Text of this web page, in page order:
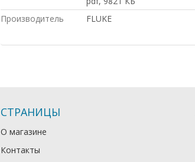
Производитель
FLUKE
СТРАНИЦЫ
О магазине
Контакты